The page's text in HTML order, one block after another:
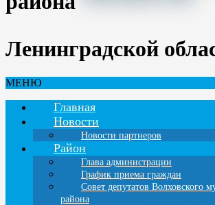
Ленинградской
МЕНЮ
Главная
Новости
Новости партнеров
Район
Глава администрации
График приема граждан
Совет депутатов Волховского
района